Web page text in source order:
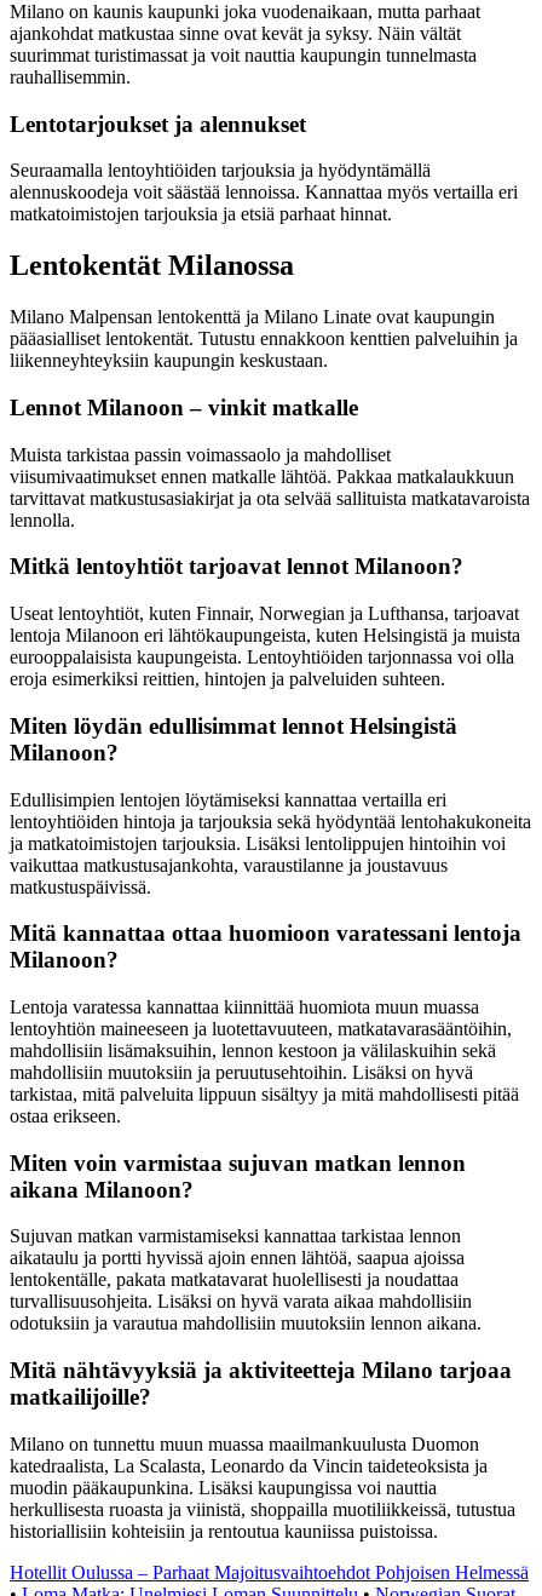
Milano on kaunis kaupunki joka vuodenaikaan, mutta parhaat
ajankohdat matkustaa sinne ovat kevät ja syksy. Näin vältät
suurimmat turistimassat ja voit nauttia kaupungin tunnelmasta
rauhallisemmin.
Lentotarjoukset ja alennukset
Seuraamalla lentoyhtiöiden tarjouksia ja hyödyntämällä
alennuskoodeja voit säästää lennoissa. Kannattaa myös vertailla eri
matkatoimistojen tarjouksia ja etsiä parhaat hinnat.
Lentokentät Milanossa
Milano Malpensan lentokenttä ja Milano Linate ovat kaupungin
pääasialliset lentokentät. Tutustu ennakkoon kenttien palveluihin ja
liikenneyhteyksiin kaupungin keskustaan.
Lennot Milanoon – vinkit matkalle
Muista tarkistaa passin voimassaolo ja mahdolliset
viisumivaatimukset ennen matkalle lähtöä. Pakkaa matkalaukkuun
tarvittavat matkustusasiakirjat ja ota selvää sallituista matkatavaroista
lennolla.
Mitkä lentoyhtiöt tarjoavat lennot Milanoon?
Useat lentoyhtiöt, kuten Finnair, Norwegian ja Lufthansa, tarjoavat
lentoja Milanoon eri lähtökaupungeista, kuten Helsingistä ja muista
eurooppalaisista kaupungeista. Lentoyhtiöiden tarjonnassa voi olla
eroja esimerkiksi reittien, hintojen ja palveluiden suhteen.
Miten löydän edullisimmat lennot Helsingistä
Milanoon?
Edullisimpien lentojen löytämiseksi kannattaa vertailla eri
lentoyhtiöiden hintoja ja tarjouksia sekä hyödyntää lentohakukoneita
ja matkatoimistojen tarjouksia. Lisäksi lentolippujen hintoihin voi
vaikuttaa matkustusajankohta, varaustilanne ja joustavuus
matkustuspäivissä.
Mitä kannattaa ottaa huomioon varatessani lentoja
Milanoon?
Lentoja varatessa kannattaa kiinnittää huomiota muun muassa
lentoyhtiön maineeseen ja luotettavuuteen, matkatavarasääntöihin,
mahdollisiin lisämaksuihin, lennon kestoon ja välilaskuihin sekä
mahdollisiin muutoksiin ja peruutusehtoihin. Lisäksi on hyvä
tarkistaa, mitä palveluita lippuun sisältyy ja mitä mahdollisesti pitää
ostaa erikseen.
Miten voin varmistaa sujuvan matkan lennon
aikana Milanoon?
Sujuvan matkan varmistamiseksi kannattaa tarkistaa lennon
aikataulu ja portti hyvissä ajoin ennen lähtöä, saapua ajoissa
lentokentälle, pakata matkatavarat huolellisesti ja noudattaa
turvallisuusohjeita. Lisäksi on hyvä varata aikaa mahdollisiin
odotuksiin ja varautua mahdollisiin muutoksiin lennon aikana.
Mitä nähtävyyksiä ja aktiviteetteja Milano tarjoaa
matkailijoille?
Milano on tunnettu muun muassa maailmankuulusta Duomon
katedraalista, La Scalasta, Leonardo da Vincin taideteoksista ja
muodin pääkaupunkina. Lisäksi kaupungissa voi nauttia
herkullisesta ruoasta ja viinistä, shoppailla muotiliikkeissä, tutustua
historiallisiin kohteisiin ja rentoutua kauniissa puistoissa.
Hotellit Oulussa – Parhaat Majoitusvaihtoehdot Pohjoisen Helmessä